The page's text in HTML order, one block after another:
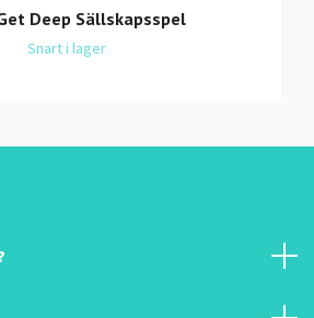
Deep Sällskapsspel
Snart i lager